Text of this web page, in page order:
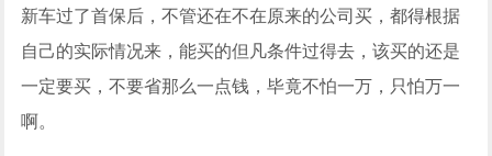
新车过了首保后，不管还在不在原来的公司买，都得根据
自己的实际情况来，能买的但凡条件过得去，该买的还是
一定要买，不要省那么一点钱，毕竟不怕一万，只怕万一
啊。